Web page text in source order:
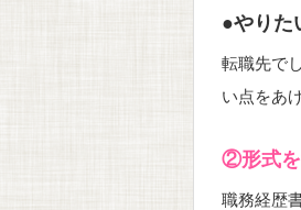
●やりた
転職先で
い点をあ
②形式
職務経歴